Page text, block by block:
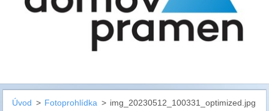
Úvod > Fotoprohlídka > img_20230512_100331_optimized.jpg